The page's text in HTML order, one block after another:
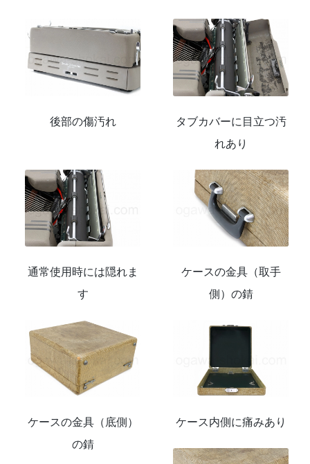
後部の傷汚れ
タブカバーに目立つ汚
れあり
通常使用時には隠れま
す
ケースの金具（取手
側）の錆
ケースの金具（底側）
の錆
ケース内側に痛みあり